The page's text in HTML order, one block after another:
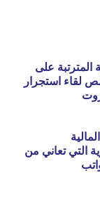
المترتبة على
لقاء استجرار
التي تعاني من